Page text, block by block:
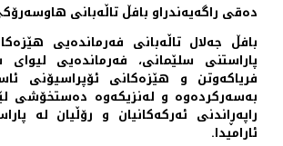
دەقی راگەیەندراو بافڵ تاڵەبانی
بافڵ جەلال تاڵەبانی فەرماندەیی
پاراستنی سلێمانی، فەرماندەیی
فریاکەوتن و ھێزەکانی ئۆپراسیۆنی
بەسەرکردەوە و لەنزیکەوە دەستخۆشی
راپەڕاندنی ئەرکەکانیان و رۆڵیان لە
ئارامیدا.